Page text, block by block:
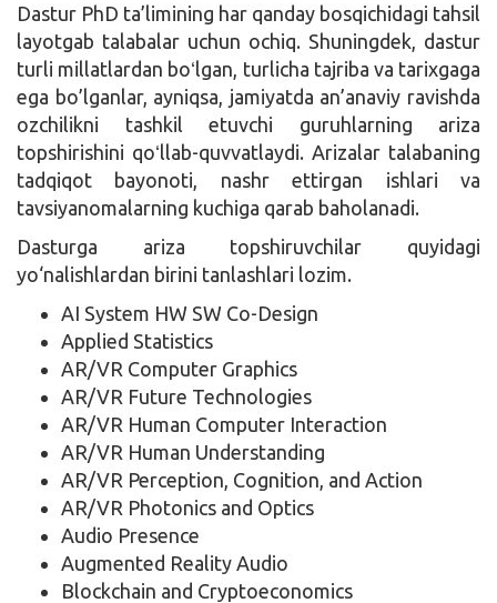
Dastur PhD ta’limining har qanday bosqichidagi tahsil
layotgab talabalar uchun ochiq. Shuningdek, dastur
turli millatlardan boʻlgan, turlicha tajriba va tarixgaga
ega bo’lganlar, ayniqsa, jamiyatda an’anaviy ravishda
ozchilikni tashkil etuvchi guruhlarning ariza
topshirishini qoʻllab-quvvatlaydi. Arizalar talabaning
tadqiqot bayonoti, nashr ettirgan ishlari va
tavsiyanomalarning kuchiga qarab baholanadi.
Dasturga ariza topshiruvchilar quyidagi
yo‘nalishlardan birini tanlashlari lozim.
AI System HW SW Co-Design
Applied Statistics
AR/VR Computer Graphics
AR/VR Future Technologies
AR/VR Human Computer Interaction
AR/VR Human Understanding
AR/VR Perception, Cognition, and Action
AR/VR Photonics and Optics
Audio Presence
Augmented Reality Audio
Blockchain and Cryptoeconomics